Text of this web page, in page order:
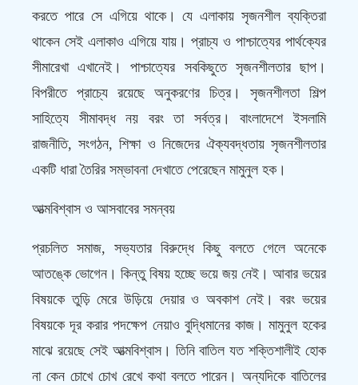
করতে পারে সে এগিয়ে থাকে। যে এলাকায় সৃজনশীল ব্যক্তিরা
থাকেন সেই এলাকাও এগিয়ে যায়। প্রাচ্য ও পাশ্চাত্যের পার্থক্যের
সীমারেখা এখানেই। পাশ্চাত্যের সবকিছুতে সৃজনশীলতার ছাপ।
বিপরীতে প্রাচ্যে রয়েছে অনুকরণের চিত্র। সৃজনশীলতা শিল্প
সাহিত্যে সীমাবদ্ধ নয় বরং তা সর্বত্র। বাংলাদেশে ইসলামি
রাজনীতি, সংগঠন, শিক্ষা ও নিজেদের ঐক্যবদ্ধতায় সৃজনশীলতার
একটি ধারা তৈরির সম্ভাবনা দেখাতে পেরেছেন মামুনুল হক।
আত্মবিশ্বাস ও আসবাবের সমন্বয়
প্রচলিত সমাজ, সভ্যতার বিরুদ্ধে কিছু বলতে গেলে অনেকে
আতঙ্কে ভোগেন। কিন্তু বিষয় হচ্ছে ভয়ে জয় নেই। আবার ভয়ের
বিষয়কে তুড়ি মেরে উড়িয়ে দেয়ার ও অবকাশ নেই। বরং ভয়ের
বিষয়কে দূর করার পদক্ষেপ নেয়াও বুদ্ধিমানের কাজ। মামুনুল হকের
মাঝে রয়েছে সেই আত্মবিশ্বাস। তিনি বাতিল যত শক্তিশালীই হোক
না কেন চোখে চোখ রেখে কথা বলতে পারেন। অন্যদিকে বাতিলের